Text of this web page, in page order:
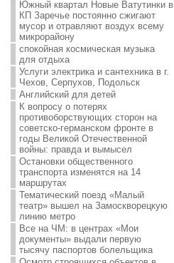
Южный квартал Новые Ватутинки в
КП Заречье постоянно сжигают
мусор и отравляют воздух всему
микрорайону
спокойная космическая музыка
для отдыха
Услуги электрика и сантехника в г.
Чехов, Серпухов, Подольск
Английский для детей
К вопросу о потерях
противоборствующих сторон на
советско-германском фронте в
годы Великой Отечественной
войны: правда и вымысел
Остановки общественного
транспорта изменятся на 14
маршрутах
Тематический поезд «Малый
театр» вышел на Замоскворецкую
линию метро
Все на ЧМ: в центрах «Мои
документы» выдали первую
тысячу паспортов болельщика